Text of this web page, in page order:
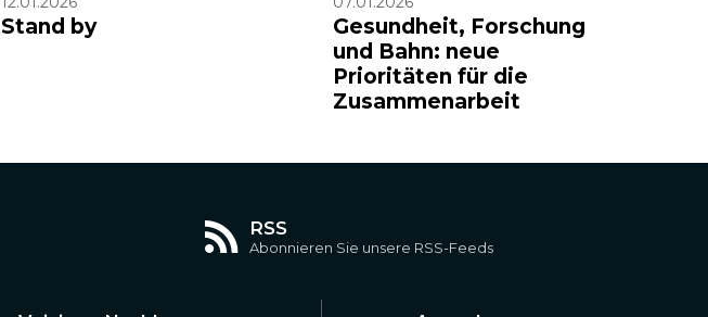
Stand by
Gesundheit, Forschung
und Bahn: neue
Prioritäten für die
Zusammenarbeit
RSS
Abonnieren Sie unsere RSS-Feeds